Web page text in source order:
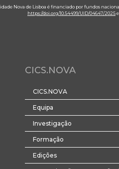
Nova de Lisboa é financiado por fundos
https://doi.org/10.54499/UID/04647/2025e
CICS.NOVA
CICS.NOVA
Equipa
Investigação
Formação
Edições